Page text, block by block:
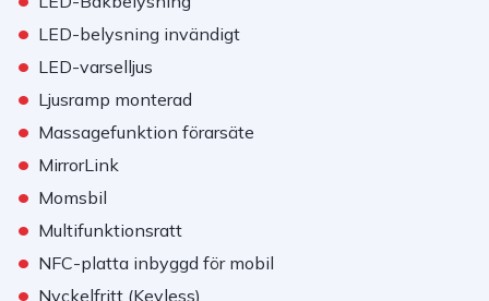
• LED-belysning invändigt
• LED-varselljus
• Ljusramp monterad
• Massagefunktion förarsäte
• MirrorLink
• Momsbil
• Multifunktionsratt
• NFC-platta inbyggd för mobil
• Nyckelfritt (Keyless)